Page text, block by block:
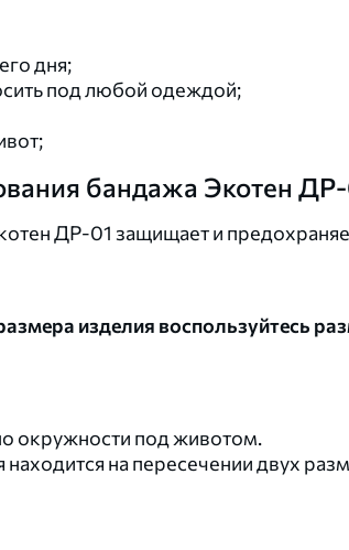
дня;
под любой одеждой;
бандажа Экотен
ДР-01 защищает и
изделия воспользуйтесь
окружности под животом.
находится на пересечении двух